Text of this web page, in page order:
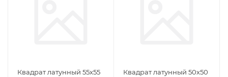
Квадрат латунный 55х55
Квадрат латунный 50х50